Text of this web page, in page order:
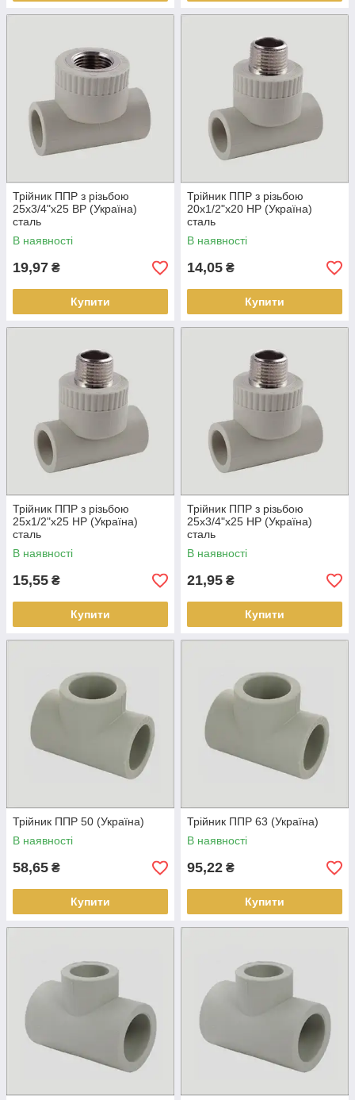
Трійник ППР з різьбою
25х3/4"х25 ВР (Україна)
сталь
В наявності
19,97 ₴
Купити
Трійник ППР з різьбою
20х1/2"х20 НР (Україна)
сталь
В наявності
14,05 ₴
Купити
Трійник ППР з різьбою
25х1/2"х25 НР (Україна)
сталь
В наявності
15,55 ₴
Купити
Трійник ППР з різьбою
25х3/4"х25 НР (Україна)
сталь
В наявності
21,95 ₴
Купити
Трійник ППР 50 (Україна)
В наявності
58,65 ₴
Купити
Трійник ППР 63 (Україна)
В наявності
95,22 ₴
Купити